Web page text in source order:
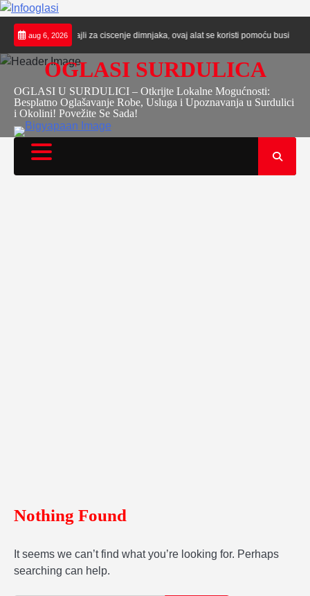
Skip
content
aug 6, 2026
roto sajli za ciscenje dimnjaka, ovaj alat se koristi pomoću busilice za
OGLASI SURDULICA
OGLASI U SURDULICI – Otkrijte Lokalne Mogućnosti:
Besplatno Oglašavanje Robe, Usluga i Upoznavanja u Surdulici
i Okolini! Povežite Se Sada!
Nothing Found
It seems we can’t find what you’re looking for. Perhaps
searching can help.